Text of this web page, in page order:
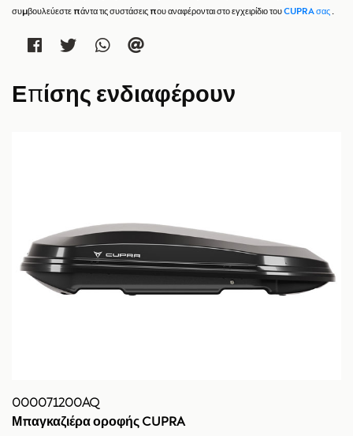
συμβουλεύεστε πάντα τις συστάσεις που αναφέρονται στο εγχειρίδιο τουCUPRA σας
Επίσης ενδιαφέρουν
000071200AQ
Μπαγκαζιέρα οροφής CUPRA